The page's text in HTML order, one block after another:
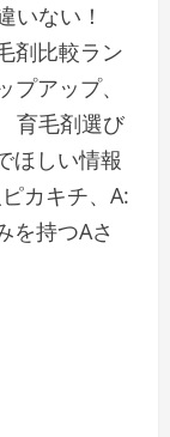
いない！
剤比較ラン
アップ、
育毛剤選び
ほしい情報
カキチ、A:
を持つAさ